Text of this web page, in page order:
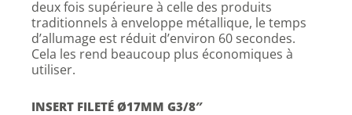
deux fois supérieure à celle des produits
traditionnels à enveloppe métallique, le temps
d’allumage est réduit d’environ 60 secondes.
Cela les rend beaucoup plus économiques à
utiliser.
INSERT FILETÉ Ø17MM G3/8″